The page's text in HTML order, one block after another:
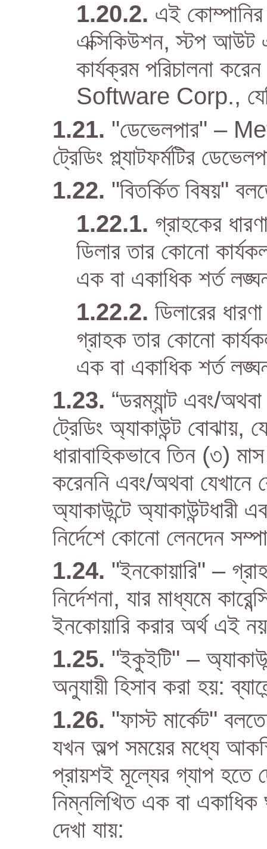
এই কোম্পানির
এক্সিকিউশন, স্টপ আউট
কার্যক্রম পরিচালনা
Software Corp., যেটি
"ডেভেলপার" –
ট্রেডিং প্ল্যাটফর্মটির
"বিতর্কিত বিষয়"
গ্রাহকের
ডিলার তার কোনো
এক বা একাধিক শর্ত
ডিলারের
গ্রাহক তার কোনো
এক বা একাধিক শর্ত
“ডরম্যান্ট এবং/
ট্রেডিং অ্যাকাউন্ট বোঝায়,
ধারাবাহিকভাবে তিন (৩)
করেননি এবং/অথবা যেখানে
অ্যাকাউন্টে অ্যাকাউন্টধারী
নির্দেশে কোনো লেনদেন
"ইনকোয়ারি" –
নির্দেশনা, যার মাধ্যমে
ইনকোয়ারি করার অর্থ এই
"ইকুইটি" –
অনুযায়ী হিসাব করা হয়:
"ফাস্ট মার্কেট"
যখন অল্প সময়ের মধ্যে
প্রায়শই মূল্যের গ্যাপ হতে
নিম্নলিখিত এক বা
দেখা যায়: